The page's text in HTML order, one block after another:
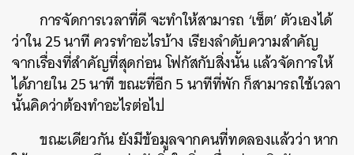
การจัดการเวลาที่ดี จะทำให้สามารถ ‘เซ็ต’ ตัวเองได้
ว่าใน 25 นาที ควรทำอะไรบ้าง เรียงลำดับความสำคัญ
จากเรื่องที่สำคัญที่สุดก่อน โฟกัสกับสิ่งนั้น แล้วจัดการให้
ได้ภายใน 25 นาที ขณะที่อีก 5 นาทีที่พัก ก็สามารถใช้เวลา
นั้นคิดว่าต้องทำอะไรต่อไป
ขณะเดียวกัน ยังมีข้อมูลจากคนที่ทดลองแล้วว่า หาก